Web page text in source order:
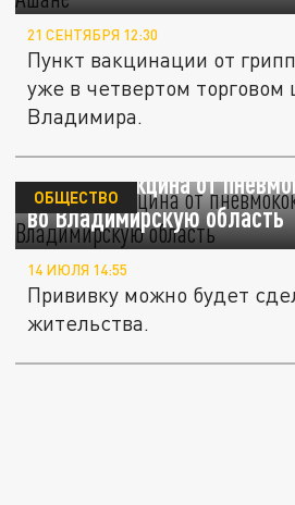
21 СЕНТЯБРЯ 12:30
Пункт вакцинации от
уже в четвертом торговом
Владимира.
Детская вакцина от
во Владимирскую область
ОБЩЕСТВО
14 ИЮЛЯ 14:55
Прививку можно будет
жительства.